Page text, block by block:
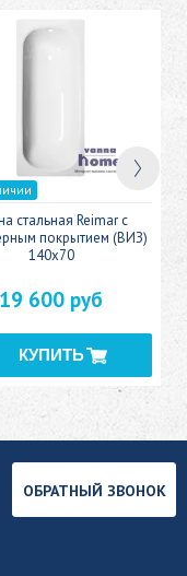
стальная Reimar с
покрытием (ВИЗ)
140x70
19 600 руб
ОБРАТНЫЙ ЗВОНОК